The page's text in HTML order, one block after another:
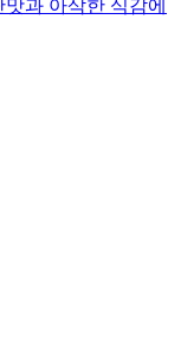
과 아삭한 식감에